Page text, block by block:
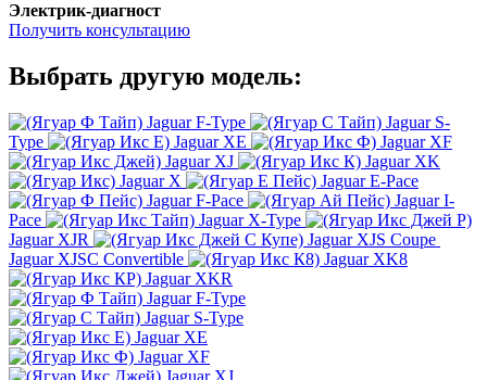
Электрик-диагност
Получить консультацию
Выбрать другую модель:
Jaguar F-Type
Jaguar S-
Type
Jaguar XE
Jaguar XF
Jaguar XJ
Jaguar XK
Jaguar X
Jaguar E-Pace
Jaguar F-Pace
Jaguar I-
Pace
Jaguar X-Type
Jaguar XJR
Jaguar XJS Coupe
Jaguar XJSC Convertible
Jaguar XK8
Jaguar XKR
Jaguar F-Type
Jaguar S-Type
Jaguar XE
Jaguar XF